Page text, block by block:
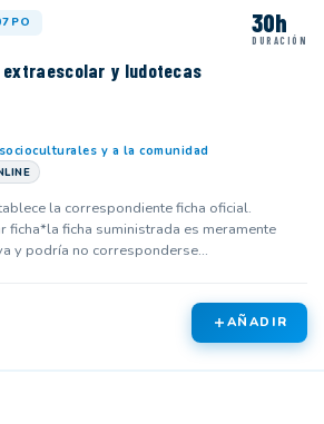
30h
DURACIÓN
extraescolar y ludotecas
y a la comunidad
la correspondiente ficha oficial.
ficha*la ficha suministrada es meramente
y podría no corresponderse...
AÑADIR